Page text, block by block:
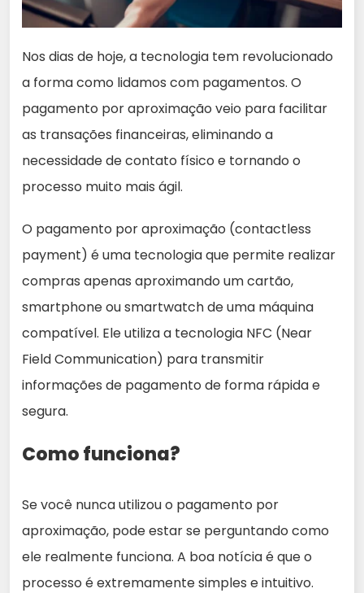
Nos dias de hoje, a tecnologia tem revolucionado
a forma como lidamos com pagamentos. O
pagamento por aproximação veio para facilitar
as transações financeiras, eliminando a
necessidade de contato físico e tornando o
processo muito mais ágil.
O pagamento por aproximação (contactless
payment) é uma tecnologia que permite realizar
compras apenas aproximando um cartão,
smartphone ou smartwatch de uma máquina
compatível. Ele utiliza a tecnologia NFC (Near
Field Communication) para transmitir
informações de pagamento de forma rápida e
segura.
Como funciona?
Se você nunca utilizou o pagamento por
aproximação, pode estar se perguntando como
ele realmente funciona. A boa notícia é que o
processo é extremamente simples e intuitivo.